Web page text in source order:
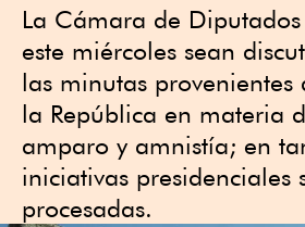
La Cámara de
este miércoles sean
las minutas provenientes
la República en materia
amparo y amnistía; en
iniciativas presidenciales
procesadas.